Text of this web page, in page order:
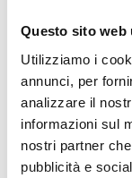
Questo sito web
Utilizziamo i
annunci, per
analizzare il
informazioni sul
nostri partner
pubblicità e
E-LEARNING
AGEVOLAZIONI
SUCCESS STORY
CONTATTI
Di seguito tutti i